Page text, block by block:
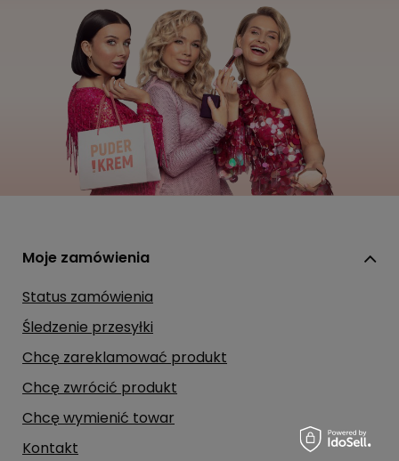
Moje zamówienia
Status zamówienia
Śledzenie przesyłki
Chcę zareklamować produkt
Chcę zwrócić produkt
Chcę wymienić towar
Kontakt